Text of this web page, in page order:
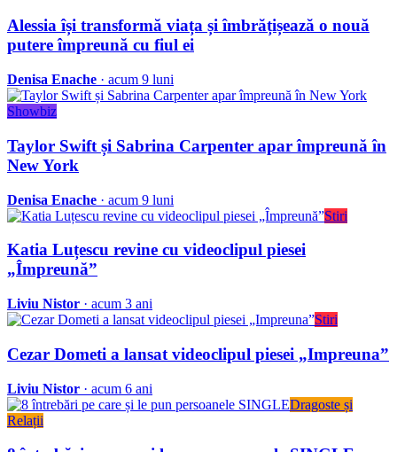
Alessia își transformă viața și îmbrățișează o nouă
putere împreună cu fiul ei
Denisa Enache · acum 9 luni
Showbiz
Taylor Swift și Sabrina Carpenter apar împreună în
New York
Denisa Enache · acum 9 luni
Stiri
Katia Luțescu revine cu videoclipul piesei
„Împreună”
Liviu Nistor · acum 3 ani
Stiri
Cezar Dometi a lansat videoclipul piesei „Impreuna”
Liviu Nistor · acum 6 ani
Dragoste și
Relații